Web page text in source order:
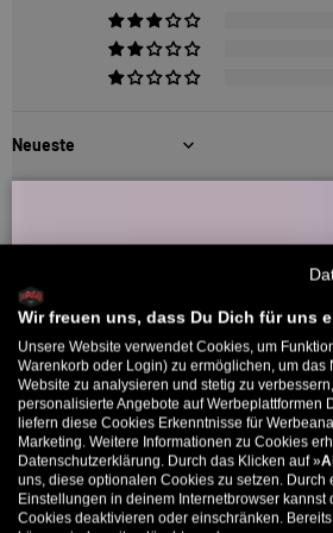
Sort by
Dominique Delmal
Au top
Parfait comme d'habitude, jamais déçu
hoodie est de très bonne qualité, il tient
Bewertung konnte nicht übersetzt
später noch
Willkommens-Rabattcode direkt
Bis zu 11% Rabatt auf deine erste
kannst nur 1x
5% ab €80 9% ab €100
E-Mail
Wir freuen uns, dass Du Dich für uns
Unsere Website verwendet Cookies, um
Warenkorb oder Login) zu ermöglichen, um das
Website zu analysieren und stetig zu
personalisierte Angebote auf Werbeplattformen
liefern diese Cookies Erkenntnisse für
Marketing. Weitere Informationen zu Cookies
Datenschutzerklärung. Durch das Klicken auf »
uns, diese optionalen Cookies zu setzen. Durch
Einstellungen in deinem Internetbrowser kannst
Cookies deaktivieren oder einschränken.